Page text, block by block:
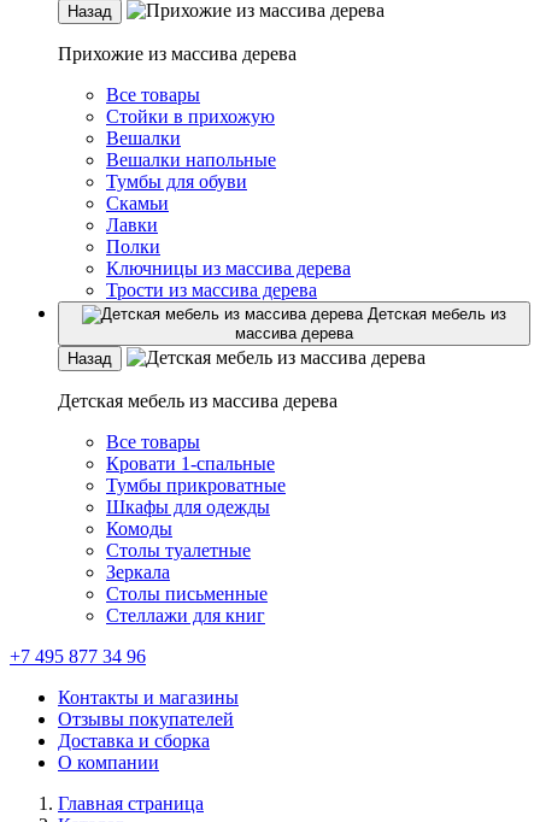
Назад
Прихожие из массива дерева
Все товары
Стойки в прихожую
Вешалки
Вешалки напольные
Тумбы для обуви
Скамьи
Лавки
Полки
Ключницы из массива дерева
Трости из массива дерева
Детская мебель из
массива дерева
Назад
Детская мебель из массива дерева
Все товары
Кровати 1-спальные
Тумбы прикроватные
Шкафы для одежды
Комоды
Столы туалетные
Зеркала
Столы письменные
Стеллажи для книг
+7 495 877 34 96
Контакты и магазины
Отзывы покупателей
Доставка и сборка
О компании
Главная страница